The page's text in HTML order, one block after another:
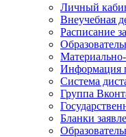
Личный
Внеучебная
Расписание
Информация
Система
Группа
Бланки